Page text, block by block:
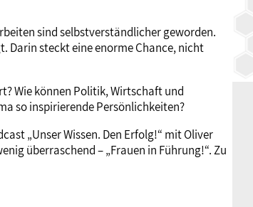
sind selbstverständlicher geworden.
Darin steckt eine enorme Chance, nicht
Wie können Politik, Wirtschaft und
so inspirierende Persönlichkeiten?
„Unser Wissen. Den Erfolg!“ mit Oliver
überraschend – „Frauen in Führung!“. Zu